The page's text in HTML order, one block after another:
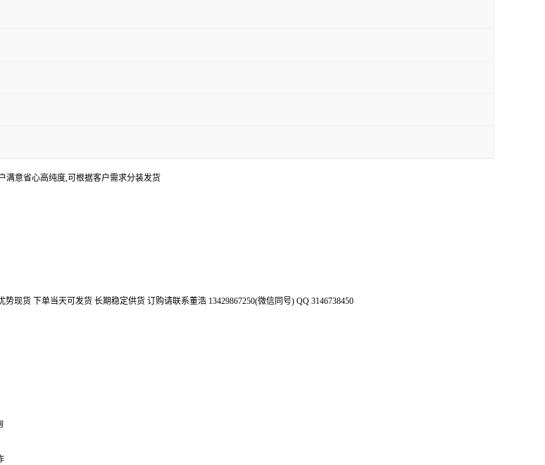
满意省心高纯度,可根据客户需求分装发货
现货 下单当天可发货 长期稳定供货 订购请联系董浩 13429867250(微信同号) QQ 3146738450